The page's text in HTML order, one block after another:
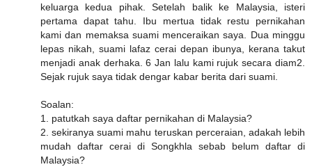
keluarga kedua pihak. Setelah balik ke Malaysia, isteri
pertama dapat tahu. Ibu mertua tidak restu pernikahan
kami dan memaksa suami menceraikan saya. Dua minggu
lepas nikah, suami lafaz cerai depan ibunya, kerana takut
menjadi anak derhaka. 6 Jan lalu kami rujuk secara diam2.
Sejak rujuk saya tidak dengar kabar berita dari suami.
Soalan:
1. patutkah saya daftar pernikahan di Malaysia?
2. sekiranya suami mahu teruskan perceraian, adakah lebih
mudah daftar cerai di Songkhla sebab belum daftar di
Malaysia?